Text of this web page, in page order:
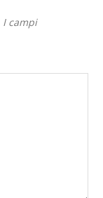
I campi